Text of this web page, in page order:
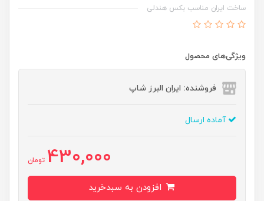
ساخت ایران مناسب بکس هندلی
ویژگی‌های محصول
فروشنده: ایران البرز شاپ
آماده ارسال
430,000 تومان